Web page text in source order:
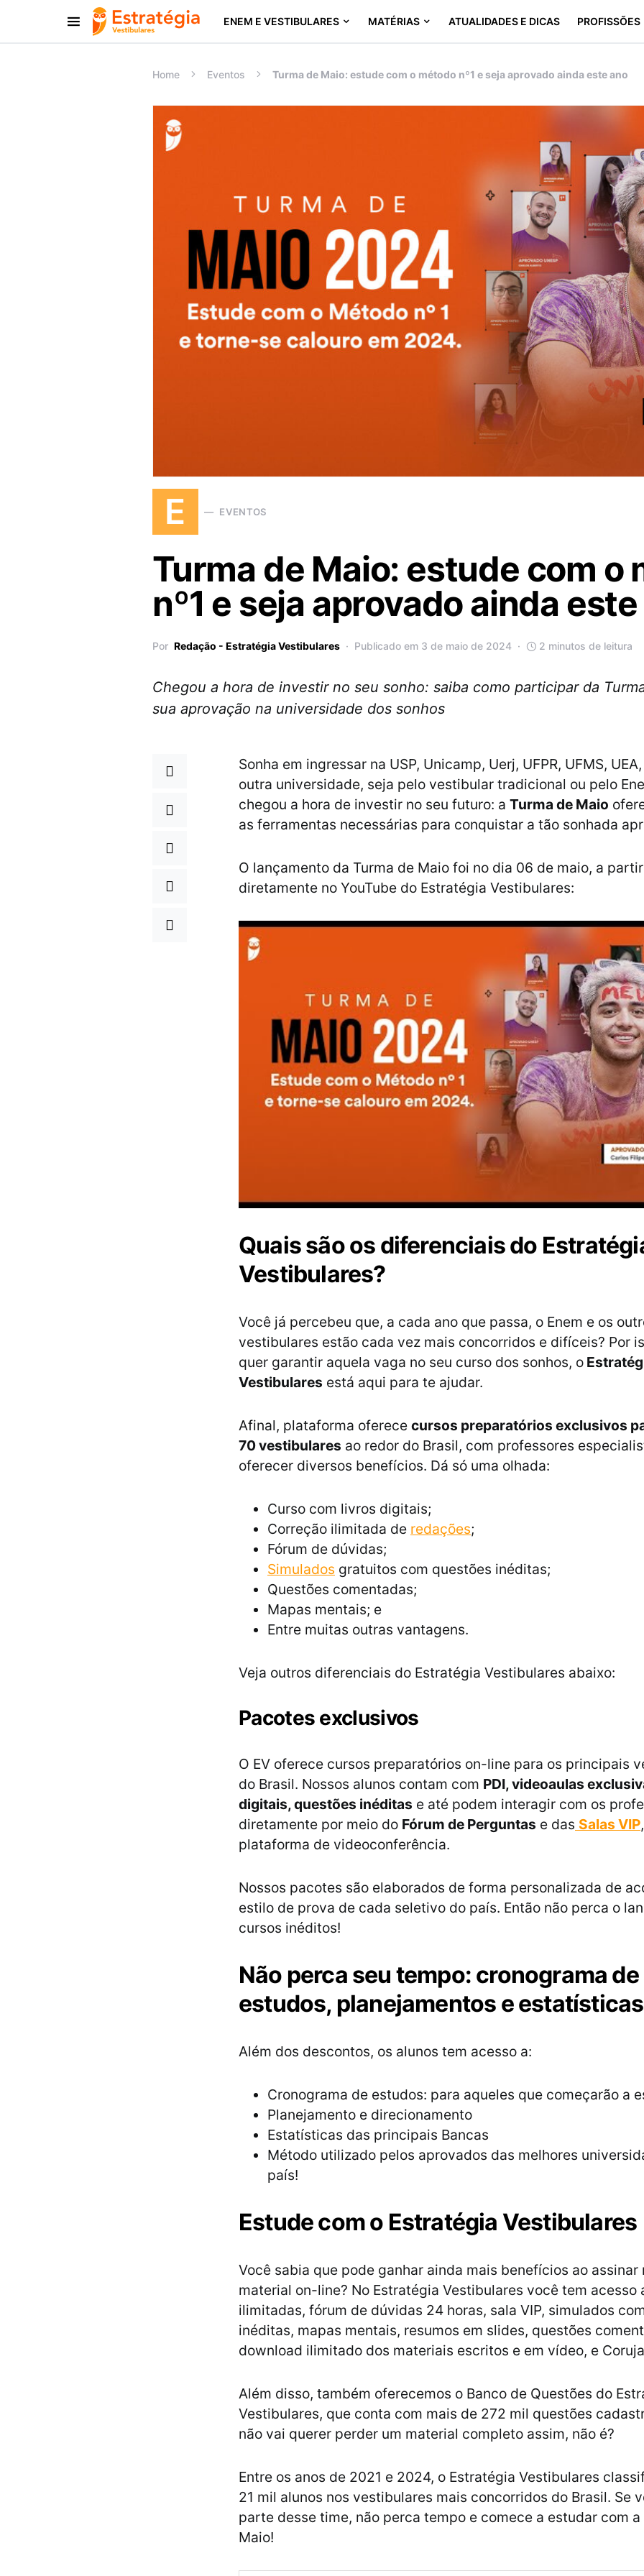
ENEM E VESTIBULARES MATÉRIAS ATUALIDADES E DICAS PROFISSÕES
Procurar:
Home Eventos Turma de Maio: estude com o método nº1 e seja aprovado ainda este ano
E EVENTOS
Turma de Maio: estude com o
nº1 e seja aprovado ainda
Por Redação - Estratégia Vestibulares Publicado em 3 de maio de 2024 2 minutos de leitura
Chegou a hora de investir no seu sonho: saiba como participar da
sua aprovação na universidade dos sonhos
Sonha em ingressar na USP, Unicamp, Uerj, UFPR, UFMS,
outra universidade, seja pelo vestibular tradicional ou pelo
chegou a hora de investir no seu futuro: a Turma de Maio
as ferramentas necessárias para conquistar a tão sonhada
O lançamento da Turma de Maio foi no dia 06 de maio, a
diretamente no YouTube do Estratégia Vestibulares:
Quais são os diferenciais do
Vestibulares?
Você já percebeu que, a cada ano que passa, o Enem e os
vestibulares estão cada vez mais concorridos e difíceis? Por
quer garantir aquela vaga no seu curso dos sonhos, o
Vestibulares está aqui para te ajudar.
Afinal, plataforma oferece cursos preparatórios exclusivos
70 vestibulares ao redor do Brasil, com professores
oferecer diversos benefícios. Dá só uma olhada:
Curso com livros digitais;
Correção ilimitada de redações;
Fórum de dúvidas;
Simulados gratuitos com questões inéditas;
Questões comentadas;
Mapas mentais; e
Entre muitas outras vantagens.
Veja outros diferenciais do Estratégia Vestibulares abaixo:
Pacotes exclusivos
O EV oferece cursos preparatórios on-line para os principais
do Brasil. Nossos alunos contam com PDI, videoaulas
digitais, questões inéditas e até podem interagir com os
diretamente por meio do Fórum de Perguntas e das Salas VIP
plataforma de videoconferência.
Nossos pacotes são elaborados de forma personalizada de
estilo de prova de cada seletivo do país. Então não perca o
cursos inéditos!
Não perca seu tempo: cronograma de
estudos, planejamentos e estatísticas
Além dos descontos, os alunos tem acesso a:
Cronograma de estudos: para aqueles que começarão a
Planejamento e direcionamento
Estatísticas das principais Bancas
Método utilizado pelos aprovados das melhores
país!
Estude com o Estratégia Vestibulares
Você sabia que pode ganhar ainda mais benefícios ao assinar
material on-line? No Estratégia Vestibulares você tem acesso
ilimitadas, fórum de dúvidas 24 horas, sala VIP, simulados
inéditas, mapas mentais, resumos em slides, questões
download ilimitado dos materiais escritos e em vídeo, e
Além disso, também oferecemos o Banco de Questões do
Vestibulares, que conta com mais de 272 mil questões
não vai querer perder um material completo assim, não é?
Entre os anos de 2021 e 2024, o Estratégia Vestibulares
21 mil alunos nos vestibulares mais concorridos do Brasil. Se
parte desse time, não perca tempo e comece a estudar com a
Maio!